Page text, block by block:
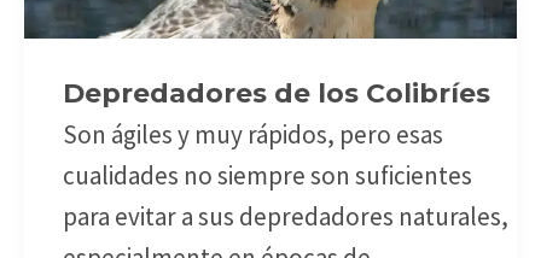
Depredadores de los Colibríes
Son ágiles y muy rápidos, pero esas
cualidades no siempre son suficientes
para evitar a sus depredadores naturales,
Colibríes